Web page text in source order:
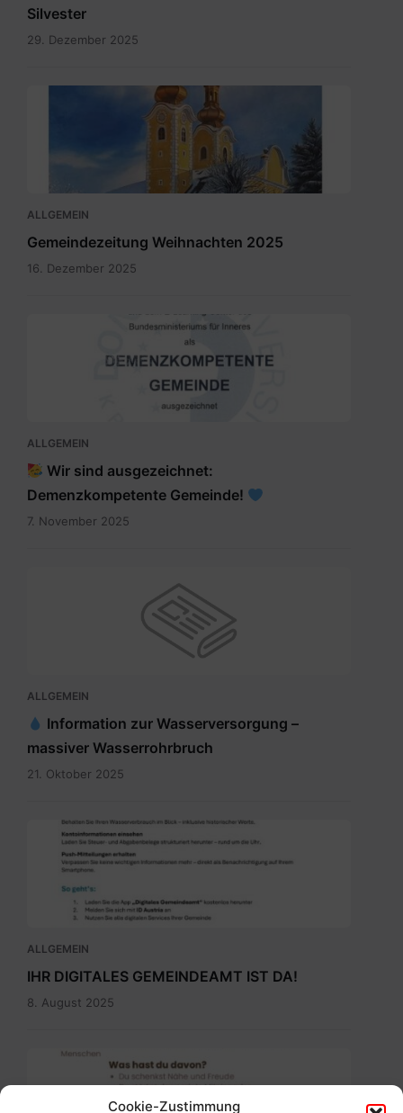
Cookie-Zustimmung
Silvester
29. Dezember 2025
ALLGEMEIN
Gemeindezeitung Weihnachten 2025
16. Dezember 2025
SKM_C300i25110709150.jpg
ALLGEMEIN
Wir sind ausgezeichnet:
Demenzkompetente Gemeinde!
7. November 2025
ALLGEMEIN
Information zur Wasserversorgung –
massiver Wasserrohrbruch
21. Oktober 2025
Digitales
Gemeindeamt_Pressetext.pdf
ALLGEMEIN
IHR DIGITALES GEMEINDEAMT IST DA!
8. August 2025
Ehrenamtbewerbung
Pflegenahversorgung.pdf